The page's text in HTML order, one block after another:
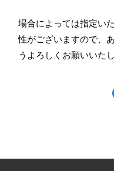
場合によっては指定い
性がございますので、
うよろしくお願いいたし